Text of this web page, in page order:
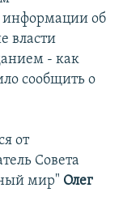
информации об
власти
- как
сообщить о
от
Совета
мир" Олег